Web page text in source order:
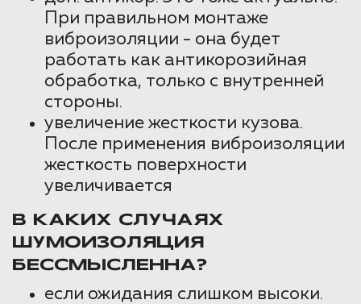
При правильном монтаже
виброизоляции - она будет
работать как антикорозийная
обработка, только с внутренней
стороны.
увеличение жесткости кузова.
После применения виброизоляции
жесткость поверхности
увеличивается
В КАКИХ СЛУЧАЯХ
ШУМОИЗОЛЯЦИЯ
БЕССМЫСЛЕННА?
если ожидания слишком высоки.